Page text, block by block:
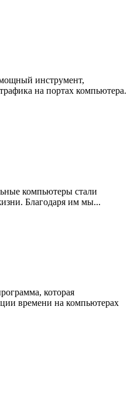
инструмент,
на портах компьютера.
компьютеры стали
Благодаря им мы...
которая
времени на компьютерах